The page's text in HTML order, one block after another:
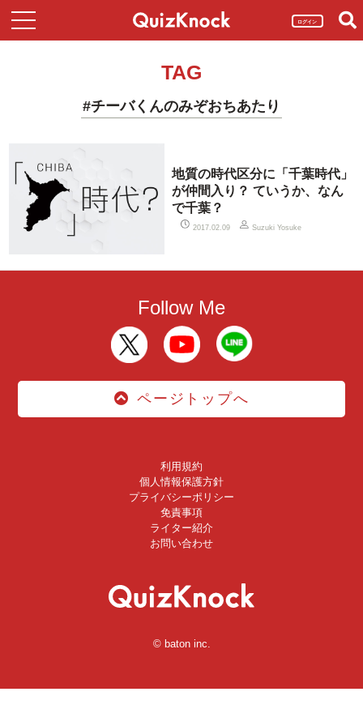
ログイン
TAG
#チーバくんのみぞおちあたり
地質の時代区分に「千葉時代」
が仲間入り？ ていうか、なん
で千葉？
2017.02.09 Suzuki Yosuke
Follow Me
ページトップへ
利用規約
個人情報保護方針
プライバシーポリシー
免責事項
ライター紹介
お問い合わせ
© baton inc.